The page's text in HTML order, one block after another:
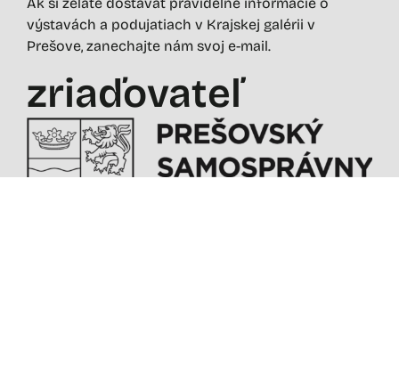
výstavách a podujatiach v Krajskej galérii v
Prešove, zanechajte nám svoj e-mail.
zriaďovateľ